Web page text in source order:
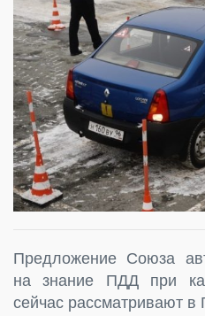
Предложение Союза
на знание ПДД при
сейчас рассматривают